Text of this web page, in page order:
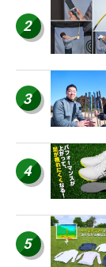
2
3
4
5